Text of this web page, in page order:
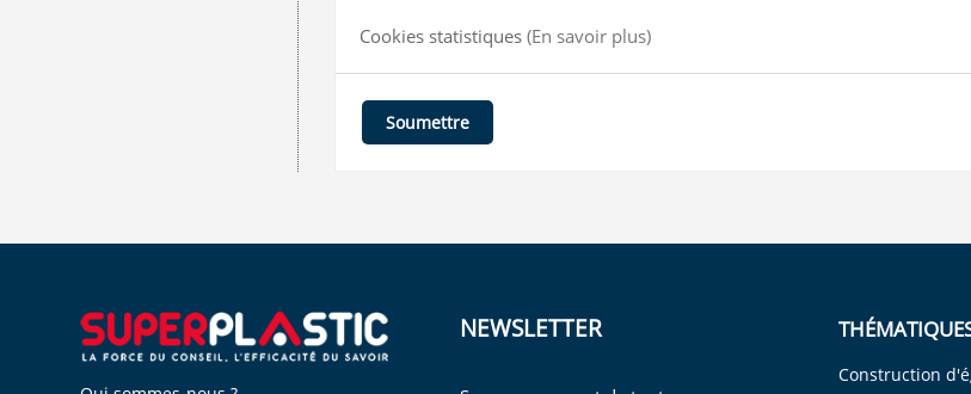
Cookies statistiques (En savoir plus)
Soumettre
NEWSLETTER
Construction